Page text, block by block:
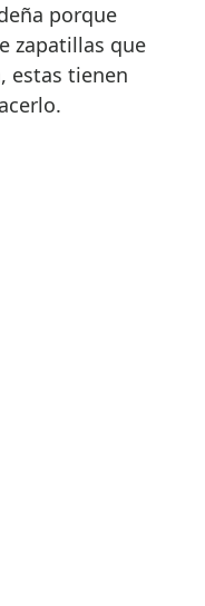
porque
zapatillas que
estas tienen